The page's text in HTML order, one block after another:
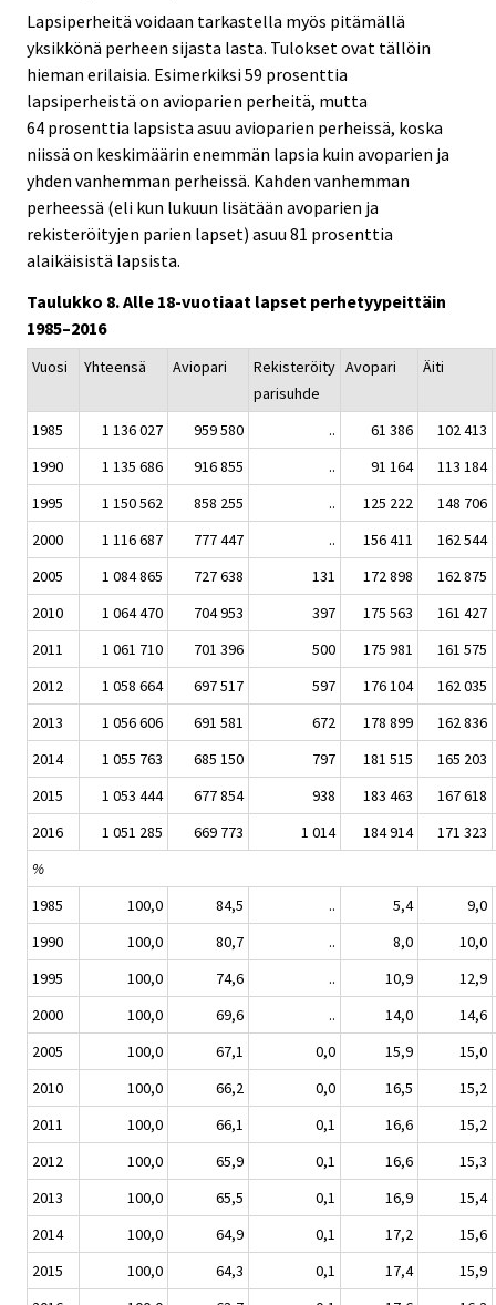
Lapsiperheitä voidaan tarkastella myös pitämällä
yksikkönä perheen sijasta lasta. Tulokset ovat tällöin
hieman erilaisia. Esimerkiksi 59 prosenttia
lapsiperheistä on avioparien perheitä, mutta
64 prosenttia lapsista asuu avioparien perheissä, koska
niissä on keskimäärin enemmän lapsia kuin avoparien ja
yhden vanhemman perheissä. Kahden vanhemman
perheessä (eli kun lukuun lisätään avoparien ja
rekisteröityjen parien lapset) asuu 81 prosenttia
alaikäisistä lapsista.
Taulukko 8. Alle 18-vuotiaat lapset perhetyypeittäin
1985–2016
Vuosi Yhteensä Aviopari
Rekisteröity
parisuhde
Avopari Äiti
1985 1 136 027 959 580 .. 61 386
102 413
1990
1 135 686 916 855 .. 91 164
113 184
1995
1 150 562 858 255 .. 125 222
148 706
2000
1 116 687 777 447 .. 156 411
162 544
2005
1 084 865 727 638 131 172 898
162 875
2010
1 064 470 704 953 397 175 563
161 427
2011
1 061 710 701 396 500 175 981
161 575
2012
1 058 664 697 517 597 176 104
162 035
2013
1 056 606 691 581 672 178 899
162 836
2014
1 055 763 685 150 797 181 515
165 203
2015
1 053 444 677 854 938 183 463
167 618
2016
1 051 285 669 773 1 014 184 914
171 323
%
1985
100,0 84,5 .. 5,4
9,0
1990
100,0 80,7 .. 8,0
10,0
1995
100,0 74,6 .. 10,9
12,9
2000
100,0 69,6 .. 14,0
14,6
2005
100,0 67,1 0,0 15,9
15,0
2010
100,0 66,2 0,0 16,5
15,2
2011
100,0 66,1 0,1 16,6
15,2
2012
100,0 65,9 0,1 16,6
15,3
2013
100,0 65,5 0,1 16,9
15,4
2014
100,0 64,9 0,1 17,2
15,6
2015
100,0 64,3 0,1 17,4
15,9